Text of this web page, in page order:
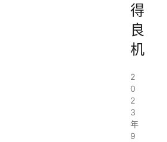
得
良
机
2
0
2
3
年
9